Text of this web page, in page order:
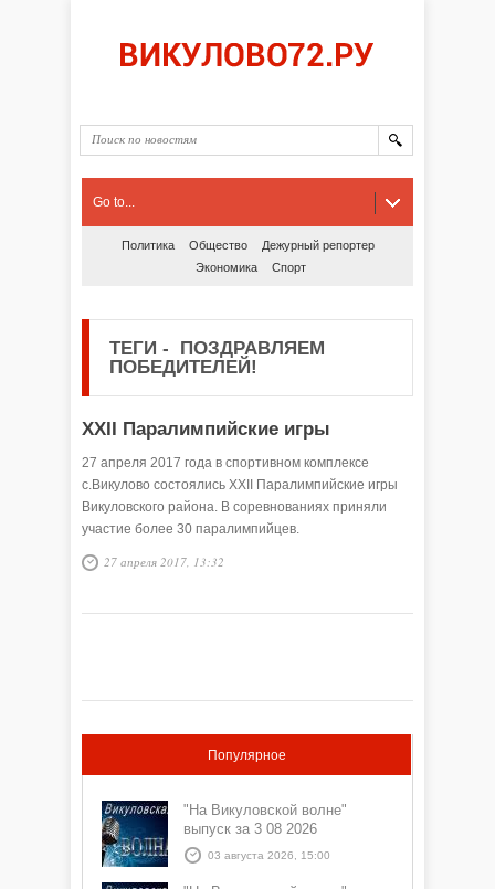
Go to...
Политика Общество
Дежурный репортер
Экономика
Спорт
ТЕГИ - ПОЗДРАВЛЯЕМ
ПОБЕДИТЕЛЕЙ!
XXII Паралимпийские игры
27 апреля 2017 года в спортивном комплексе
с.Викулово состоялись XXII Паралимпийские игры
Викуловского района. В соревнованиях приняли
участие более 30 паралимпийцев.
27 апреля 2017, 13:32
Популярное
"На Викуловской волне"
выпуск за 3 08 2026
03 августа 2026, 15:00